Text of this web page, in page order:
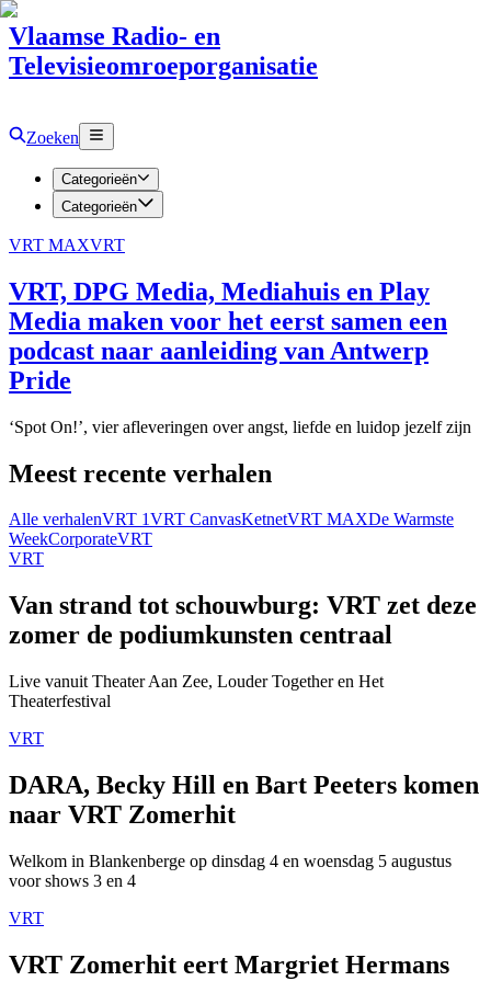
Vlaamse Radio- en
Televisieomroeporganisatie
Zoeken
Categorieën
Categorieën
VRT MAXVRT
VRT, DPG Media, Mediahuis en Play
Media maken voor het eerst samen een
podcast naar aanleiding van Antwerp
Pride
‘Spot On!’, vier afleveringen over angst, liefde en luidop jezelf zijn
Meest recente verhalen
Alle verhalenVRT 1VRT CanvasKetnetVRT MAXDe Warmste
WeekCorporateVRT
VRT
Van strand tot schouwburg: VRT zet deze
zomer de podiumkunsten centraal
Live vanuit Theater Aan Zee, Louder Together en Het
Theaterfestival
VRT
DARA, Becky Hill en Bart Peeters komen
naar VRT Zomerhit
Welkom in Blankenberge op dinsdag 4 en woensdag 5 augustus
voor shows 3 en 4
VRT
VRT Zomerhit eert Margriet Hermans